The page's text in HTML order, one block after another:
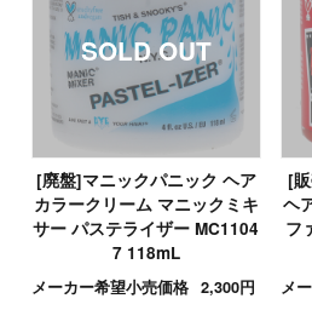
[廃盤]マニックパニック ヘア
カラークリーム マニックミキ
サー パステライザー MC1104
7 118mL
メーカー希望小売価格 2,300円
[
ヘ
フ
メ